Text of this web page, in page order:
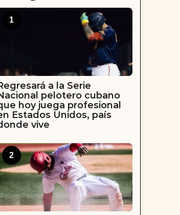
1
a la Serie
pelotero cubano
hoy juega profesional
Estados Unidos, país
vive
2